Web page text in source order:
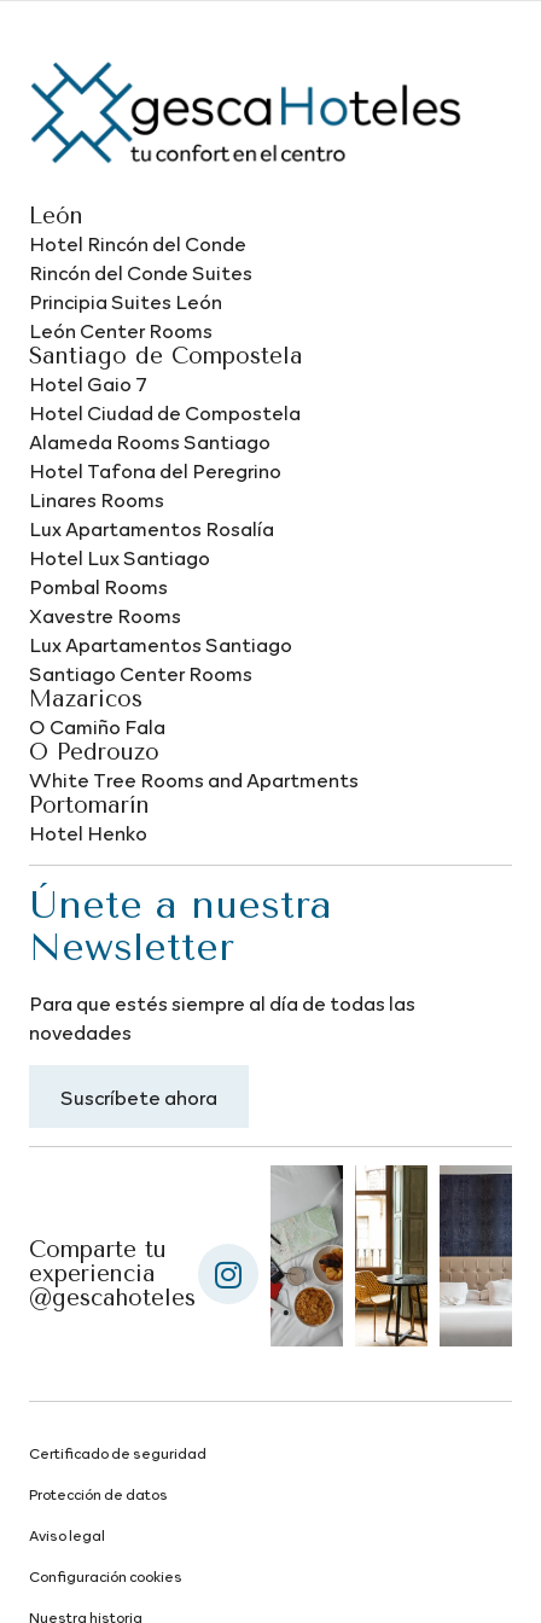
León
Hotel Rincón del Conde
Rincón del Conde Suites
Principia Suites León
León Center Rooms
Santiago de Compostela
Hotel Gaio 7
Hotel Ciudad de Compostela
Alameda Rooms Santiago
Hotel Tafona del Peregrino
Linares Rooms
Lux Apartamentos Rosalía
Hotel Lux Santiago
Pombal Rooms
Xavestre Rooms
Lux Apartamentos Santiago
Santiago Center Rooms
Mazaricos
O Camiño Fala
O Pedrouzo
White Tree Rooms and Apartments
Portomarín
Hotel Henko
Únete a nuestra
Newsletter
Para que estés siempre al día de todas las
novedades
Suscríbete ahora
Comparte tu
experiencia
@gescahoteles
Certificado de seguridad
Protección de datos
Aviso legal
Configuración cookies
Nuestra historia